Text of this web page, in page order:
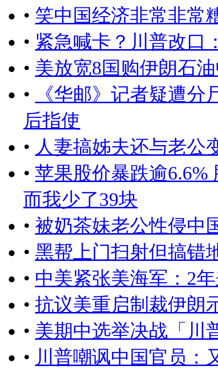
• 笑中国经济非常非常
• 紧急喊卡？川普改口
• 美放宽8国购伊朗石
•
《华邮》记者疑遭
后指使
• 人妻搞姊夫还与老公
• 苹果股价暴跌逾6.6%
而我少了39块
• 被奶茶妹老公性侵中
• 黑帮上门扫射但搞错
• 中美紧张美海军：2
• 抗议美重启制裁伊朗
• 美期中选举决战「川
• 川普嘲讽中国官员：